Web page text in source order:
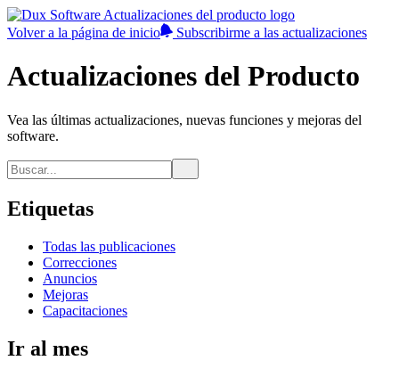
Volver a la página de inicio Subscribirme a las actualizaciones
Actualizaciones del Producto
Vea las últimas actualizaciones, nuevas funciones y mejoras del
software.
Etiquetas
Todas las publicaciones
Correcciones
Anuncios
Mejoras
Capacitaciones
Ir al mes